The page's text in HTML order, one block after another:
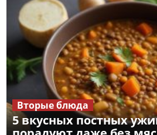
5 вкусных постных
Вторые блюда